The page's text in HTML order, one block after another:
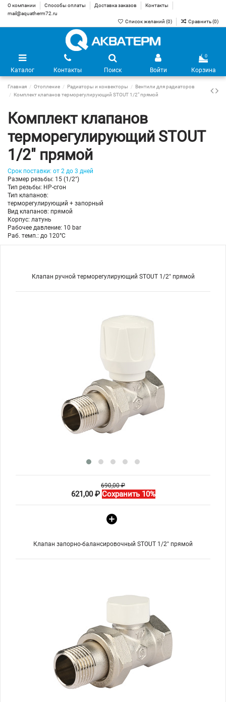
О компании Способы оплаты Доставка заказов
Контакты
mail@aquatherm72.ru
Список желаний (0) Сравнить (0)
Каталог Контакты Поиск Войти
0
Корзина
Главная Отопление Радиаторы и конвекторы
Вентили для радиаторов
Комплект клапанов терморегулирующий STOUT 1/2" прямой
Комплект клапанов
терморегулирующий STOUT
1/2" прямой
Срок поставки: от 2 до 3 дней
Размер резьбы: 15 (1/2")
Тип резьбы: НР-сгон
Тип клапанов:
терморегулирующий + запорный
Вид клапанов: прямой
Корпус: латунь
Рабочее давление: 10 bar
Раб. темп.: до 120°C
Клапан ручной терморегулирующий STOUT 1/2" прямой
690,00 ₽
621,00 ₽ Сохранить 10%
Клапан запорно-балансировочный STOUT 1/2" прямой